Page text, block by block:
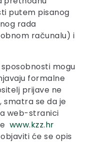
putem pisanog
rada
računalu) i
mogu
formalne
prijave ne
se da je
web-stranici
www.kzz.hr
će se opis